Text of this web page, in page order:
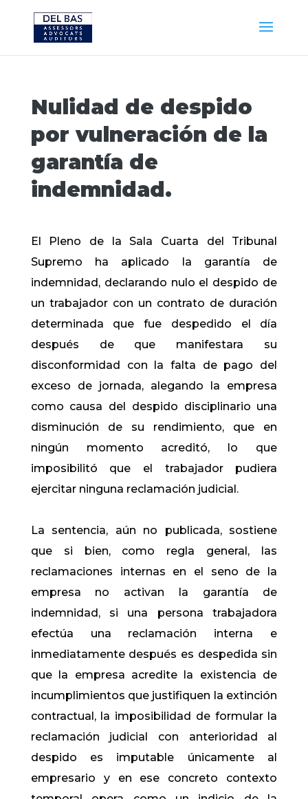
Nulidad de despido
por vulneración de la
garantía de
indemnidad.
El Pleno de la Sala Cuarta del Tribunal
Supremo ha aplicado la garantía de
indemnidad, declarando nulo el despido de
un trabajador con un contrato de duración
determinada que fue despedido el día
después de que manifestara su
disconformidad con la falta de pago del
exceso de jornada, alegando la empresa
como causa del despido disciplinario una
disminución de su rendimiento, que en
ningún momento acreditó, lo que
imposibilitó que el trabajador pudiera
ejercitar ninguna reclamación judicial.
La sentencia, aún no publicada, sostiene
que si bien, como regla general, las
reclamaciones internas en el seno de la
empresa no activan la garantía de
indemnidad, si una persona trabajadora
efectúa una reclamación interna e
inmediatamente después es despedida sin
que la empresa acredite la existencia de
incumplimientos que justifiquen la extinción
contractual, la imposibilidad de formular la
reclamación judicial con anterioridad al
despido es imputable únicamente al
empresario y en ese concreto contexto